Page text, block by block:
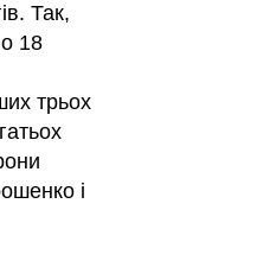
Так,
18
трьох
і